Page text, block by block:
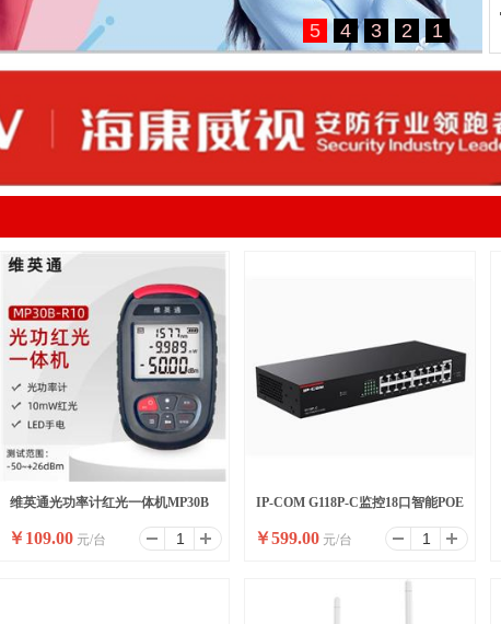
维英通光功率计红光一体机MP30B
红光笔
￥109.00 元/台
IP-COM G118P-C监控18口智能POE
高功率全千兆交换机
￥599.00 元/台